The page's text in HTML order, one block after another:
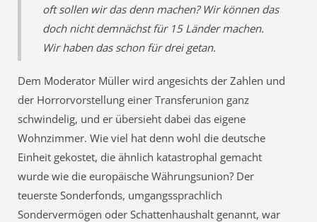
oft sollen wir das denn machen? Wir können das
doch nicht demnächst für 15 Länder machen.
Wir haben das schon für drei getan.
Dem Moderator Müller wird angesichts der Zahlen und
der Horrorvorstellung einer Transferunion ganz
schwindelig, und er übersieht dabei das eigene
Wohnzimmer. Wie viel hat denn wohl die deutsche
Einheit gekostet, die ähnlich katastrophal gemacht
wurde wie die europäische Währungsunion? Der
teuerste Sonderfonds, umgangssprachlich
Sondervermögen oder Schattenhaushalt genannt, war